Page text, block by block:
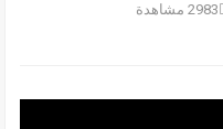
2983 مشاهدة